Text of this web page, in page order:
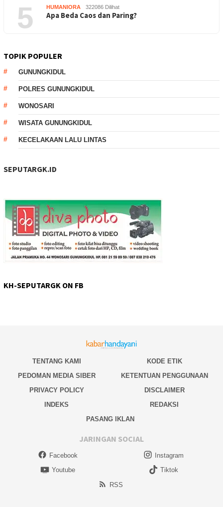
5 HUMANIORA 322086 Dilihat
Apa Beda Caos dan Paring?
TOPIK POPULER
GUNUNGKIDUL
POLRES GUNUNGKIDUL
WONOSARI
WISATA GUNUNGKIDUL
KECELAKAAN LALU LINTAS
SEPUTARGK.ID
KH-SEPUTARGK ON FB
TENTANG KAMI
KODE ETIK
PEDOMAN MEDIA SIBER
KETENTUAN PENGGUNAAN
PRIVACY POLICY
DISCLAIMER
INDEKS
REDAKSI
PASANG IKLAN
JARINGAN SOCIAL
Facebook
Instagram
Youtube
Tiktok
RSS